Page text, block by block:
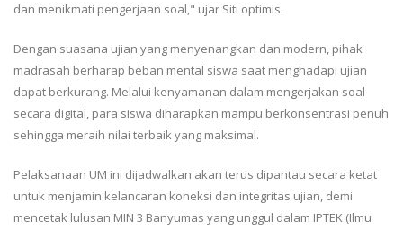
dan menikmati pengerjaan soal," ujar Siti optimis.
Dengan suasana ujian yang menyenangkan dan modern, pihak
madrasah berharap beban mental siswa saat menghadapi ujian
dapat berkurang. Melalui kenyamanan dalam mengerjakan soal
secara digital, para siswa diharapkan mampu berkonsentrasi penuh
sehingga meraih nilai terbaik yang maksimal.
Pelaksanaan UM ini dijadwalkan akan terus dipantau secara ketat
untuk menjamin kelancaran koneksi dan integritas ujian, demi
mencetak lulusan MIN 3 Banyumas yang unggul dalam IPTEK (Ilmu